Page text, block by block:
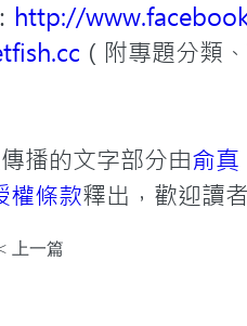
http://
（附專題分類
播的文字部分由俞真
權條款釋出，歡迎讀
上一篇